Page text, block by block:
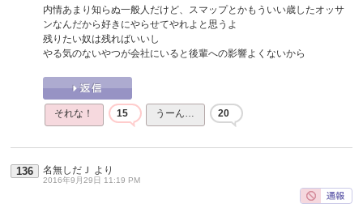
内情あまり知らぬ一般人だけど、スマップとかもういい歳したオッサ
ンなんだから好きにやらせてやれよと思うよ
残りたい奴は残ればいいし
やる気のないやつが会社にいると後輩への影響よくないから
それな！ 15 うーん… 20
136 名無しだＪ より
2016年9月29日 11:19 PM